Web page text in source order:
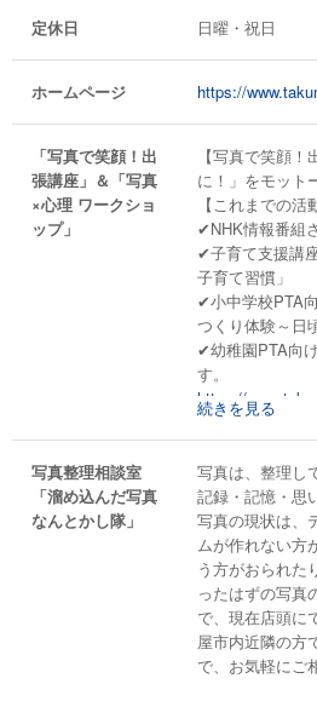
定休日 日曜・祝日
ホームページ https://
「写真で笑顔！出
張講座」＆「写真
×心理 ワークショ
ップ」
【写真で笑顔
に！」をモット
【これまでの活
✔NHK情報番組
✔子育て支援講
子育て習慣」
✔小中学校PTA
つくり体験～日
✔幼稚園PTA向
す。
https://
【写真×心理ワ
進ワークショッ
ご興味ある方は
https://
続きを見る
写真整理相談室
「溜め込んだ写真
なんとかし隊」
写真は、整理し
記録・記憶・思
写真の現状は、
ムが作れない方
う方がおられた
ったはずの写真
で、現在店頭に
屋市内近隣の方
で、お気軽にご